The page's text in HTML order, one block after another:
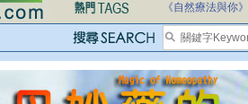
《自然療法與你》